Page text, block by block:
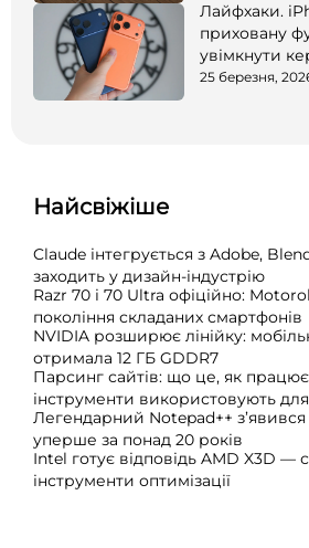
Лайфхаки.
приховану
увімкнути
25 березня,
Найсвіжіше
Claude інтегрується з Adobe,
заходить у дизайн-індустрію
Razr 70 і 70 Ultra офіційно:
покоління складаних смартфонів
NVIDIA розширює лінійку:
отримала 12 ГБ GDDR7
Парсинг сайтів: що це, як працює
інструменти використовують
Легендарний Notepad++
уперше за понад 20 років
Intel готує відповідь AMD X3D —
інструменти оптимізації